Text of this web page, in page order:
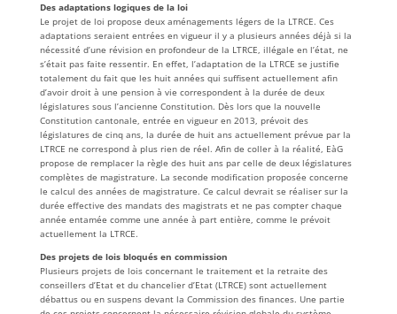
Des adaptations logiques de la loi
Le projet de loi propose deux aménagements légers de la LTRCE. Ces
adaptations seraient entrées en vigueur il y a plusieurs années déjà si la
nécessité d’une révision en profondeur de la LTRCE, illégale en l’état, ne
s’était pas faite ressentir. En effet, l’adaptation de la LTRCE se justifie
totalement du fait que les huit années qui suffisent actuellement afin
d’avoir droit à une pension à vie correspondent à la durée de deux
législatures sous l’ancienne Constitution. Dès lors que la nouvelle
Constitution cantonale, entrée en vigueur en 2013, prévoit des
législatures de cinq ans, la durée de huit ans actuellement prévue par la
LTRCE ne correspond à plus rien de réel. Afin de coller à la réalité, EàG
propose de remplacer la règle des huit ans par celle de deux législatures
complètes de magistrature. La seconde modification proposée concerne
le calcul des années de magistrature. Ce calcul devrait se réaliser sur la
durée effective des mandats des magistrats et ne pas compter chaque
année entamée comme une année à part entière, comme le prévoit
actuellement la LTRCE.
Des projets de lois bloqués en commission
Plusieurs projets de lois concernant le traitement et la retraite des
conseillers d’Etat et du chancelier d’Etat (LTRCE) sont actuellement
débattus ou en suspens devant la Commission des finances. Une partie